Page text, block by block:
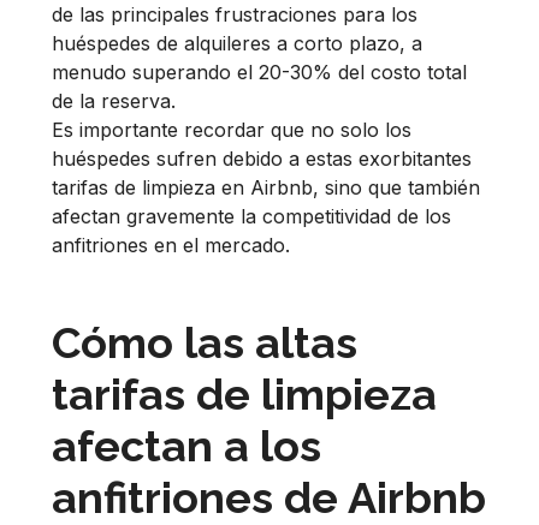
de las principales frustraciones para los
huéspedes de alquileres a corto plazo, a
menudo superando el 20-30% del costo total
de la reserva.
Es importante recordar que no solo los
huéspedes sufren debido a estas exorbitantes
tarifas de limpieza en Airbnb, sino que también
afectan gravemente la competitividad de los
anfitriones en el mercado.
Cómo las altas
tarifas de limpieza
afectan a los
anfitriones de Airbnb